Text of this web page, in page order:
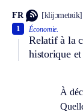
FR [klijɔmetʀik]
Économie.
Relatif à la
historique
1
À